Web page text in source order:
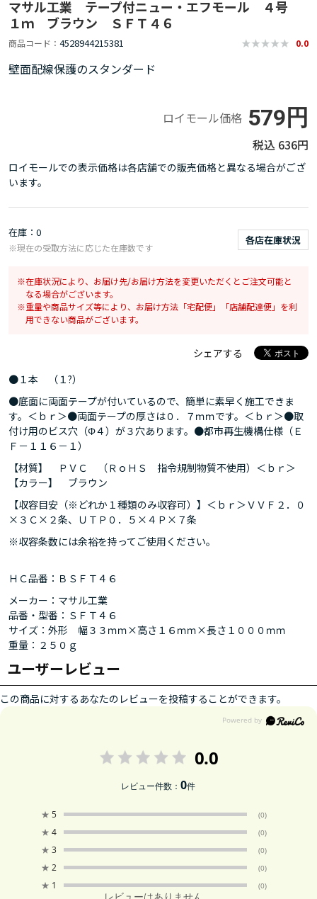
マサル工業 テープ付ニュー・エフモール ４号
１ｍ ブラウン ＳＦＴ４６
商品コード 4528944215381 0.0
壁面配線保護のスタンダード
ロイモール価格 579円
636円
ロイモールでの表示価格は各店舗での販売価格と異なる場合がござ
います。
在庫 0
各店在庫状況
※現在の受取方法に応じた在庫数です
在庫状況により、お届け先/お届け方法を変更いただくとご注文可能と
なる場合がございます。
重量や商品サイズ等により、お届け方法「宅配便」「店舗配達便」を利
用できない商品がございます。
シェアする
●１本 （１?）
●底面に両面テープが付いているので、簡単に素早く施工できま
す。＜ｂｒ＞●両面テープの厚さは０．７ｍｍです。＜ｂｒ＞●取
付け用のビス穴（Φ４）が３穴あります。●都市再生機構仕様（Ｅ
Ｆ－１１６－１）
【材質】 ＰＶＣ （ＲｏＨＳ 指令規制物質不使用）＜ｂｒ＞
【カラー】 ブラウン
【収容目安（※どれか１種類のみ収容可）】＜ｂｒ＞ＶＶＦ２．０
×３Ｃ×２条、ＵＴＰ０．５×４Ｐ×７条
※収容条数には余裕を持ってご使用ください。
ＨＣ品番：ＢＳＦＴ４６
メーカー：マサル工業
品番・型番：ＳＦＴ４６
サイズ：外形 幅３３ｍｍ×高さ１６ｍｍ×長さ１０００ｍｍ
重量：２５０ｇ
ユーザーレビュー
この商品に対するあなたのレビューを投稿することができます。
0.0
レビュー件数：0件
★ 5 (0)
★ 4 (0)
★ 3 (0)
★ 2 (0)
★ 1 (0)
レビューはありません。